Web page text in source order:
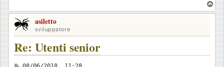
o
asiletto
sviluppatore
Re: Utenti senior
M